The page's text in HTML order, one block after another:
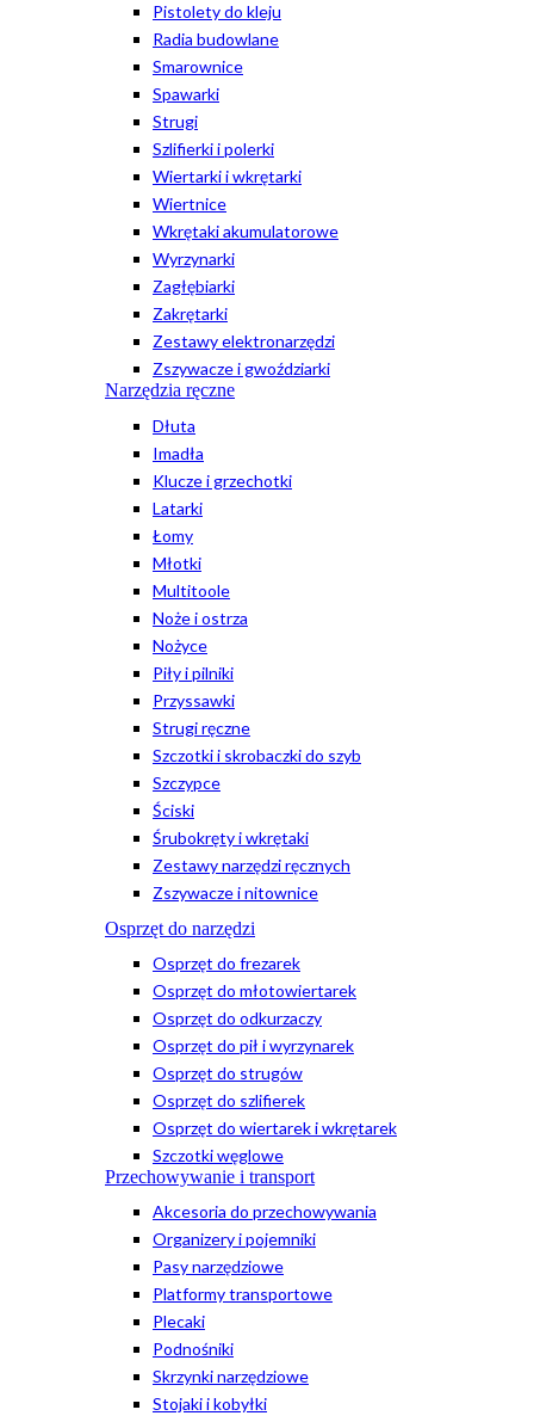
Pistolety do kleju
Radia budowlane
Smarownice
Spawarki
Strugi
Szlifierki i polerki
Wiertarki i wkrętarki
Wiertnice
Wkrętaki akumulatorowe
Wyrzynarki
Zagłębiarki
Zakrętarki
Zestawy elektronarzędzi
Zszywacze i gwoździarki
Narzędzia ręczne
Dłuta
Imadła
Klucze i grzechotki
Latarki
Łomy
Młotki
Multitoole
Noże i ostrza
Nożyce
Piły i pilniki
Przyssawki
Strugi ręczne
Szczotki i skrobaczki do szyb
Szczypce
Ściski
Śrubokręty i wkrętaki
Zestawy narzędzi ręcznych
Zszywacze i nitownice
Osprzęt do narzędzi
Osprzęt do frezarek
Osprzęt do młotowiertarek
Osprzęt do odkurzaczy
Osprzęt do pił i wyrzynarek
Osprzęt do strugów
Osprzęt do szlifierek
Osprzęt do wiertarek i wkrętarek
Szczotki węglowe
Przechowywanie i transport
Akcesoria do przechowywania
Organizery i pojemniki
Pasy narzędziowe
Platformy transportowe
Plecaki
Podnośniki
Skrzynki narzędziowe
Stojaki i kobyłki